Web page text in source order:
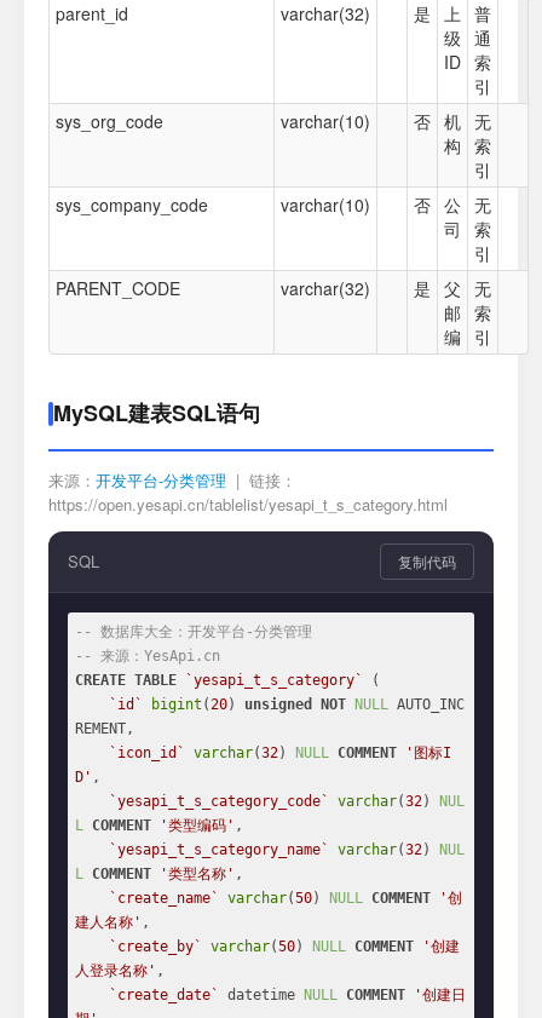
parent_id varchar(32) 是 上
级
ID
普
通
索
引
sys_org_code
varchar(10) 否 机
构
无
索
引
sys_company_code
varchar(10) 否 公
司
无
索
引
PARENT_CODE
varchar(32) 是 父
邮
编
无
索
引
MySQL建表SQL语句
来源： 开发平台-分类管理 | 链接：
https://open.yesapi.cn/tablelist/yesapi_t_s_category.html
SQL 复制代码
-- 数据库大全：开发平台-分类管理
-- 来源：YesApi.cn
CREATE TABLE `yesapi_t_s_category`
(
`id`
bigint (20) unsigned NOT NULL AUTO_INC
REMENT,
`icon_id`
varchar(32) NULL COMMENT
'图标I
D' ,
`yesapi_t_s_category_code`
varchar(32)
NUL
L COMMENT '类型编码' ,
`yesapi_t_s_category_name`
varchar(32)
NUL
L COMMENT '类型名称' ,
`create_name`
varchar(50) NULL COMMENT
'创
建人名称' ,
`create_by`
varchar(50) NULL COMMENT
'创建
人登录名称' ,
`create_date`
datetime NULL COMMENT
'创建日